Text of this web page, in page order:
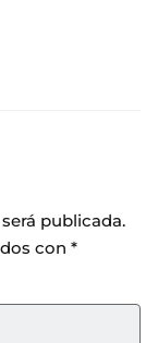
publicada.
con *